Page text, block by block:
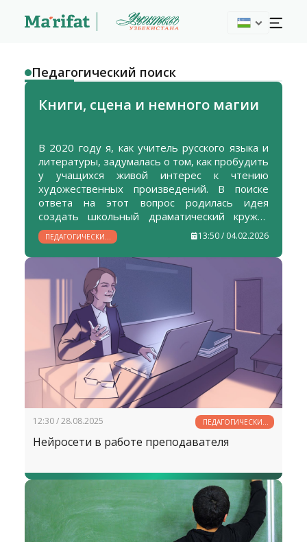
Педагогический поиск
Книги, сцена и немного магии
В 2020 году я, как учитель русского языка и
литературы, задумалась о том, как пробудить
у учащихся живой интерес к чтению
художественных произведений. В поиске
ответа на этот вопрос родилась идея
создать школьный драматический кружок
«Театральный чуланчик». Со временем он
стал устойчивой и значимой формой
внеурочной деятельности, направленной на
развитие творческих способностей учащихся,
формирование интереса к литературе и
приобщение школьников к культурным
ценностям.
ПЕДАГОГИЧЕСКИЙ
ПОИСК
13:50 / 04.02.2026
12:30 / 28.08.2025
ПЕДАГОГИЧЕСКИЕ
РАЗМЫШЛЕНИЯ
Нейросети в работе преподавателя